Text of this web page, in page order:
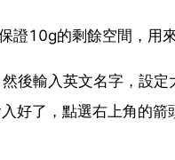
10g的剩餘空間，用
後輸入英文名字，設
好了，點選右上角的